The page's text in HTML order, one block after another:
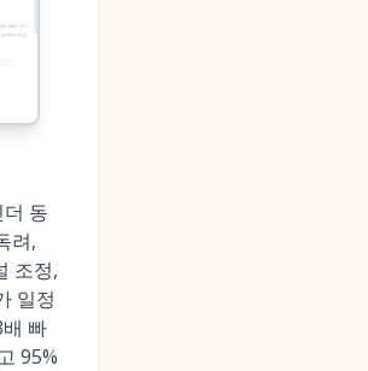
동
려,
조정,
일정
빠
95%